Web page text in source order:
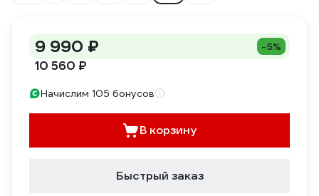
9 990 ₽ -5%
10 560 ₽
Начислим 105 бонусов
В корзину
Быстрый заказ